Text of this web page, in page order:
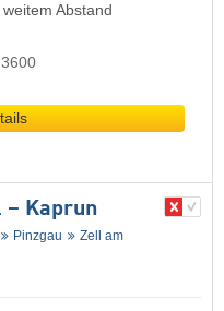
Abstand
Kaprun
Pinzgau
Zell am